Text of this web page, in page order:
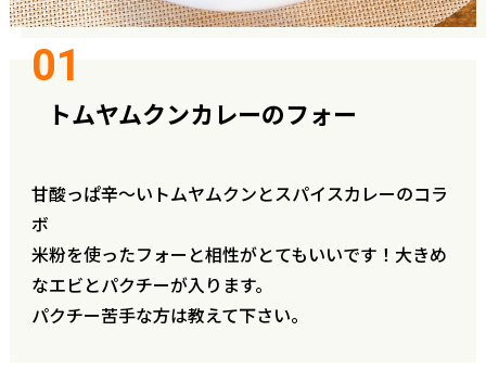
トムヤムクンカレーのフォー
甘酸っぱ辛～いトムヤムクンとスパイスカレーのコラ
ボ
米粉を使ったフォーと相性がとてもいいです！大きめ
なエビとパクチーが入ります。
パクチー苦手な方は教えて下さい。